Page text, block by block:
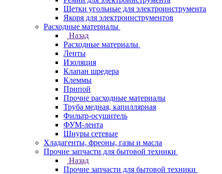
Щетки угольные для электроинструмента
Якоря для электроинструментов
Расходные материалы
Назад
Расходные материалы
Ленты
Изоляция
Клапан шредера
Клеммы
Припой
Прочие расходные материалы
Труба медная, капиллярная
Фильтр-осушитель
ФУМ-лента
Шнуры сетевые
Хладагенты, фреоны, газы и масла
Прочие запчасти для бытовой техники
Назад
Прочие запчасти для бытовой техники